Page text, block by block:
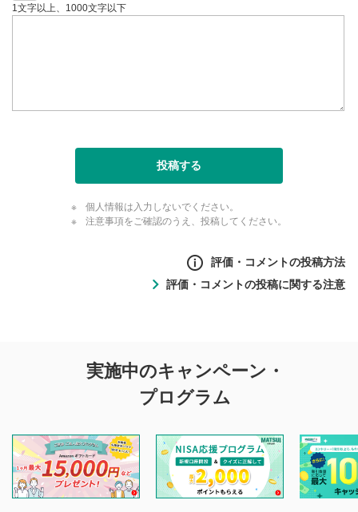
1文字以上、1000文字以下
投稿する
個人情報は入力しないでください。
注意事項をご確認のうえ、投稿してください。
評価・コメントの投稿方法
評価・コメントの投稿に関する注意
投稿に関する注意
を目的として、各動画コンテンツに、評価およびコメントの
投稿ができます。利用者は以下の注意事項をご理解のうえ、
閲覧および投稿を行うものとしてください。
他の利用者が動画を視聴される際の参考になるコメントをお
待ちしております。
実施中のキャンペーン・
プログラム